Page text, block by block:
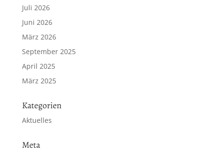
Juli 2026
Juni 2026
März 2026
September 2025
April 2025
März 2025
Kategorien
Aktuelles
Meta